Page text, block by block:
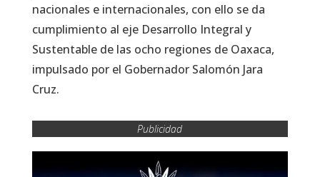
nacionales e internacionales, con ello se da
cumplimiento al eje Desarrollo Integral y
Sustentable de las ocho regiones de Oaxaca,
impulsado por el Gobernador Salomón Jara
Cruz.
Publicidad